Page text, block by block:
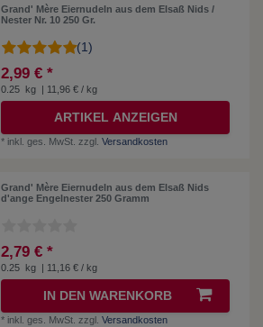
Grand' Mère Eiernudeln aus dem Elsaß Nids /
Nester Nr. 10 250 Gr.
(1)
2,99 € *
0.25 kg | 11,96 € / kg
ARTIKEL ANZEIGEN
* inkl. ges. MwSt. zzgl.Versandkosten
Grand' Mère Eiernudeln aus dem Elsaß Nids
d'ange Engelnester 250 Gramm
2,79 € *
0.25 kg | 11,16 € / kg
IN DEN WARENKORB
* inkl. ges. MwSt. zzgl.Versandkosten